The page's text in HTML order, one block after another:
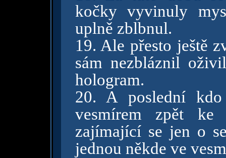
kočky vyvinuly
uplně zblbnul.
19. Ale přesto ještě
sám nezbláznil
hologram.
20. A poslední
vesmírem zpět ke
zajímající se jen o
jednou někde ve